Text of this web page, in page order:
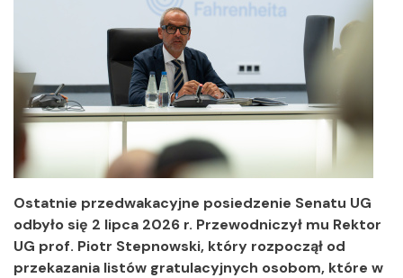
Ostatnie przedwakacyjne posiedzenie Senatu UG
odbyło się 2 lipca 2026 r. Przewodniczył mu Rektor
UG prof. Piotr Stepnowski, który rozpoczął od
przekazania listów gratulacyjnych osobom, które w